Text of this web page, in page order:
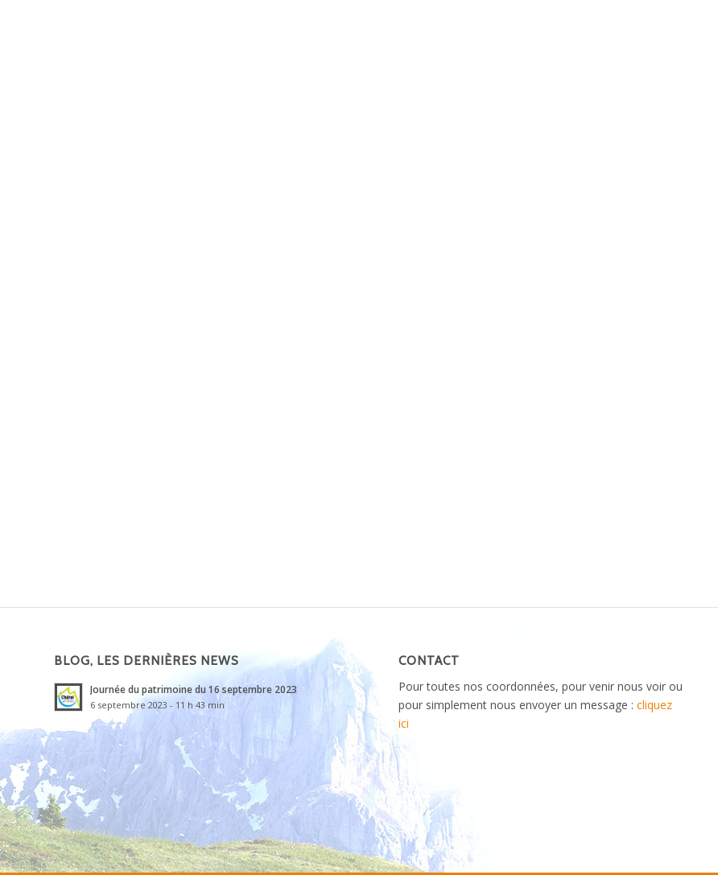
BLOG, LES DERNIÈRES NEWS
Journée du patrimoine du 16 septembre 2023
6 septembre 2023 - 11 h 43 min
CONTACT
Pour toutes nos coordonnées, pour venir nous voir ou
pour simplement nous envoyer un message : cliquez
ici